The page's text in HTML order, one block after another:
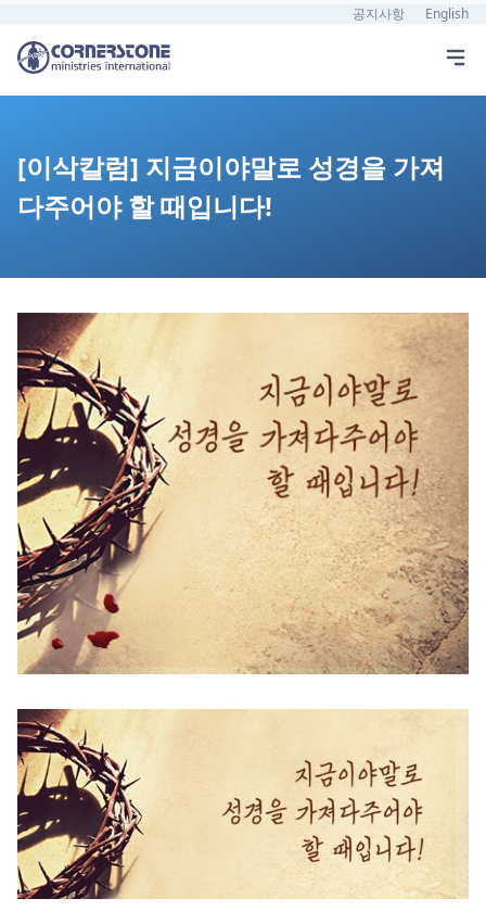
공지사항 English
[이삭칼럼] 지금이야말로 성경을 가져
다주어야 할 때입니다!